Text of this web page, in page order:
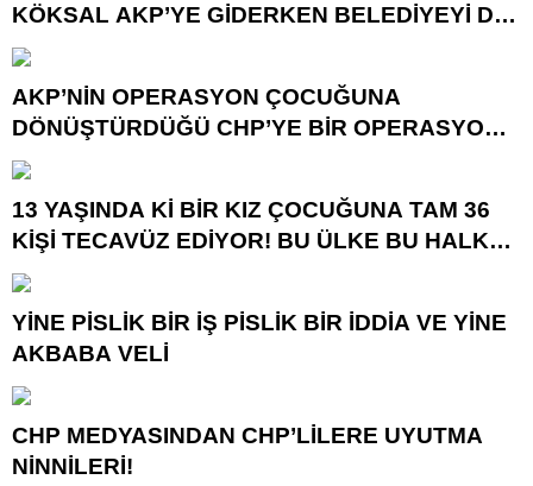
KÖKSAL AKP’YE GİDERKEN BELEDİYEYİ DE
GÖTÜRÜYOR!
AKP’NİN OPERASYON ÇOCUĞUNA
DÖNÜŞTÜRDÜĞÜ CHP’YE BİR OPERASYON
DAHA!
13 YAŞINDA Kİ BİR KIZ ÇOCUĞUNA TAM 36
KİŞİ TECAVÜZ EDİYOR! BU ÜLKE BU HALK
NEREYE SAVRULDU NASIL SAVRULDU!
YİNE PİSLİK BİR İŞ PİSLİK BİR İDDİA VE YİNE
AKBABA VELİ
CHP MEDYASINDAN CHP’LİLERE UYUTMA
NİNNİLERİ!